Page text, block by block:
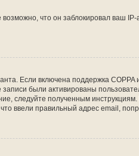
что он заблокировал ваш
Если включена поддержка COPPA
были активированы
следуйте полученным
ввели правильный адрес email,